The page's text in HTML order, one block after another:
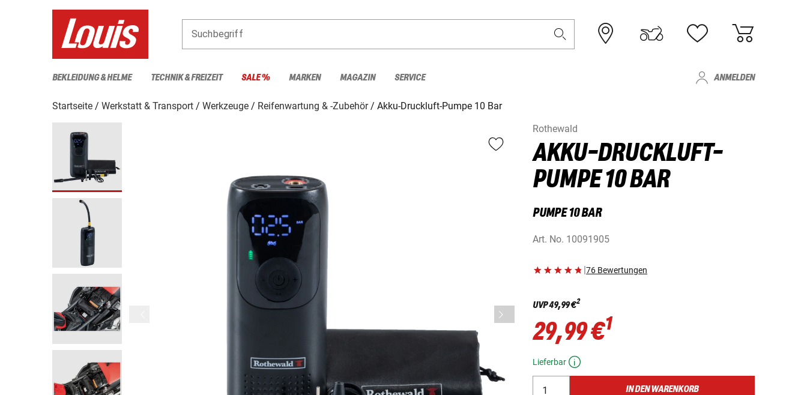
Suchbegriff
BEKLEIDUNG & HELME TECHNIK & FREIZEIT SALE % MARKEN MAGAZIN SERVICE ANMELDEN
Startseite Werkstatt & Transport Werkzeuge Reifenwartung & -Zubehör
Akku-Druckluft-Pumpe 10 Bar
Rothewald
AKKU-DRUCKLUFT-
PUMPE 10 BAR
PUMPE 10 BAR
Art. No. 10091905
|76 Bewertungen
UVP49,99 €2
29,99 €1
Lieferbar
IN DEN WARENKORB